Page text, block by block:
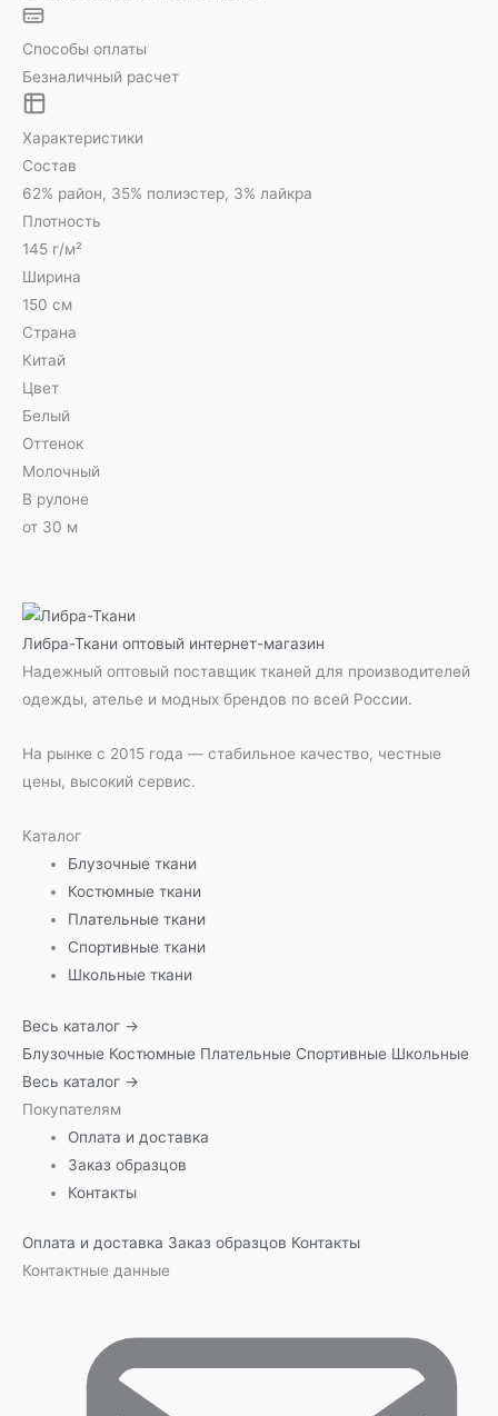
Способы оплаты
Безналичный расчет
Характеристики
Состав
62% район, 35% полиэстер, 3% лайкра
Плотность
145 г/м²
Ширина
150 см
Страна
Китай
Цвет
Белый
Оттенок
Молочный
В рулоне
от 30 м
Либра-Ткани оптовый интернет-магазин
Надежный оптовый поставщик тканей для производителей
одежды, ателье и модных брендов по всей России.
На рынке с 2015 года — стабильное качество, честные
цены, высокий сервис.
Каталог
Блузочные ткани
Костюмные ткани
Плательные ткани
Спортивные ткани
Школьные ткани
Весь каталог →
Блузочные Костюмные Плательные Спортивные Школьные
Весь каталог →
Покупателям
Оплата и доставка
Заказ образцов
Контакты
Оплата и доставка Заказ образцов Контакты
Контактные данные